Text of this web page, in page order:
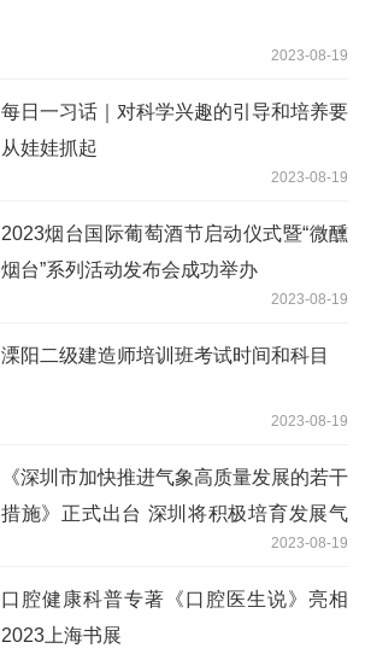
2023-08-19
每日一习话｜对科学兴趣的引导和培养要
从娃娃抓起
2023-08-19
2023烟台国际葡萄酒节启动仪式暨“微醺
烟台”系列活动发布会成功举办
2023-08-19
溧阳二级建造师培训班考试时间和科目
2023-08-19
《深圳市加快推进气象高质量发展的若干
措施》正式出台 深圳将积极培育发展气
2023-08-19
口腔健康科普专著《口腔医生说》亮相
2023上海书展